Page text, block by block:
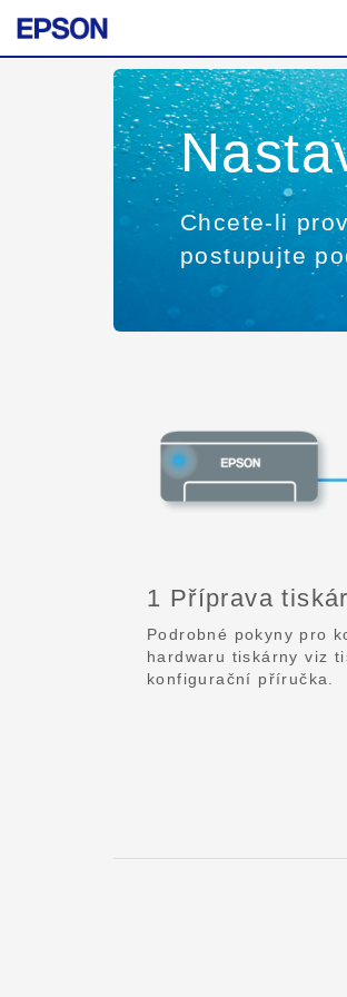
Chcete-li
postupujte
1 Příprava
Podrobné pokyny pro
hardwaru tiskárny viz
konfigurační příručka.